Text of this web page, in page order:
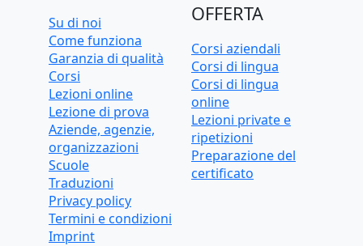
Su di noi
Come funziona
Garanzia di qualità
Corsi
Lezioni online
Lezione di prova
Aziende, agenzie,
organizzazioni
Scuole
Traduzioni
Privacy policy
Termini e condizioni
Imprint
OFFERTA
Corsi aziendali
Corsi di lingua
Corsi di lingua
online
Lezioni private e
ripetizioni
Preparazione del
certificato